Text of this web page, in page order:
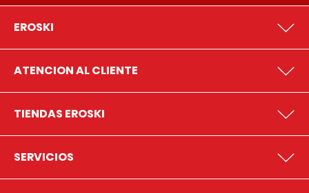
EROSKI
ATENCION AL CLIENTE
TIENDAS EROSKI
SERVICIOS